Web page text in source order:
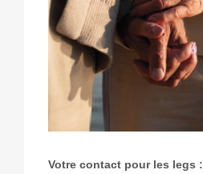
Votre contact pour les legs :